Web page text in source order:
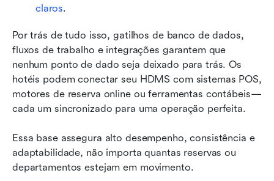
claros.
Por trás de tudo isso, gatilhos de banco de dados,
fluxos de trabalho e integrações garantem que
nenhum ponto de dado seja deixado para trás. Os
hotéis podem conectar seu HDMS com sistemas POS,
motores de reserva online ou ferramentas contábeis—
cada um sincronizado para uma operação perfeita.
Essa base assegura alto desempenho, consistência e
adaptabilidade, não importa quantas reservas ou
departamentos estejam em movimento.